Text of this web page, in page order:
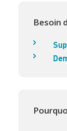
Besoin